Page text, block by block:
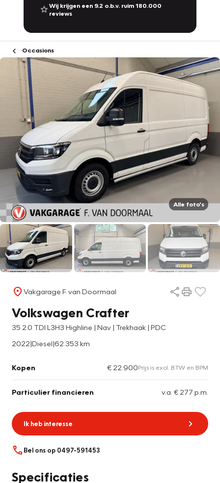
Wij krijgen een 9.2 o.b.v. ruim 180.000
reviews
Occasions
Alle foto's
Vakgarage F. van Doormaal
Volkswagen Crafter
35 2.0 TDI L3H3 Highline | Nav | Trekhaak | PDC
2022|Diesel|62.353 km
Kopen € 22.900Prijs is excl. BTW en BPM
Particulier financieren v.a. € 277 p.m.
Ik heb interesse
Bel ons op 0497-591453
Specificaties